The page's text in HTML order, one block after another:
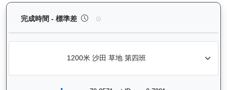
完成時間 - 標準差 嘉應光彩（K134）— 完成時間標準差